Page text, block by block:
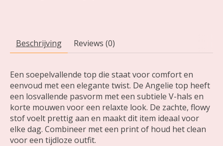
Beschrijving Reviews (0)
Een soepelvallende top die staat voor comfort en
eenvoud met een elegante twist. De Angelie top heeft
een losvallende pasvorm met een subtiele V-hals en
korte mouwen voor een relaxte look. De zachte, flowy
stof voelt prettig aan en maakt dit item ideaal voor
elke dag. Combineer met een print of houd het clean
voor een tijdloze outfit.